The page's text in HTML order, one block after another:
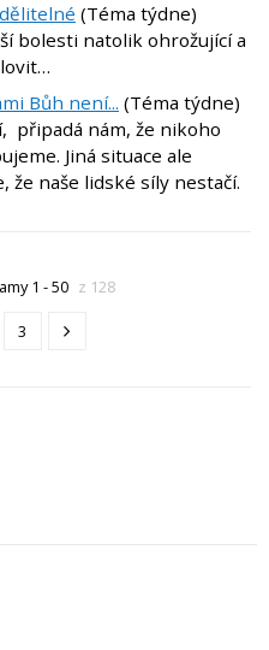
(Téma týdne)
bolesti natolik ohrožující a
Bůh není... (Téma týdne)
připadá nám, že nikoho
Jiná situace ale
že naše lidské síly nestačí.
1 - 50 z 128
3